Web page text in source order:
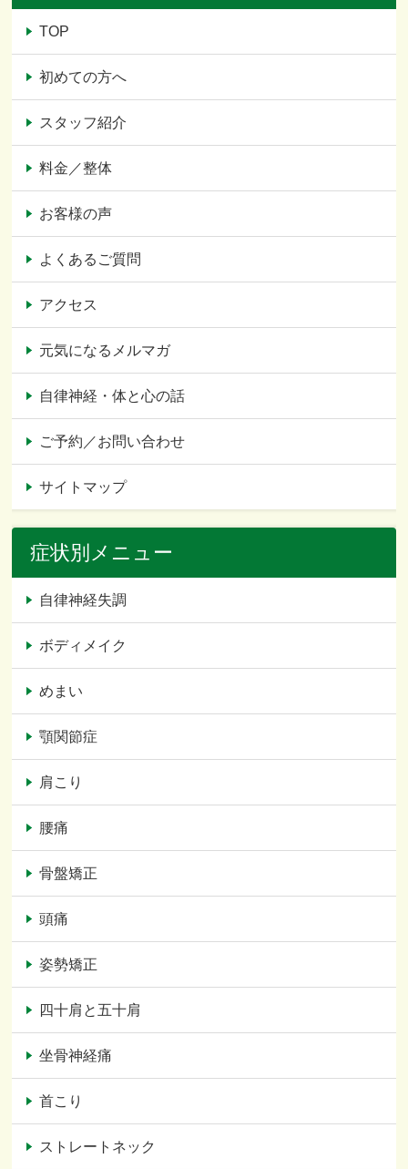
TOP
初めての方へ
スタッフ紹介
料金／整体
お客様の声
よくあるご質問
アクセス
元気になるメルマガ
自律神経・体と心の話
ご予約／お問い合わせ
サイトマップ
症状別メニュー
自律神経失調
ボディメイク
めまい
顎関節症
肩こり
腰痛
骨盤矯正
頭痛
姿勢矯正
四十肩と五十肩
坐骨神経痛
首こり
ストレートネック